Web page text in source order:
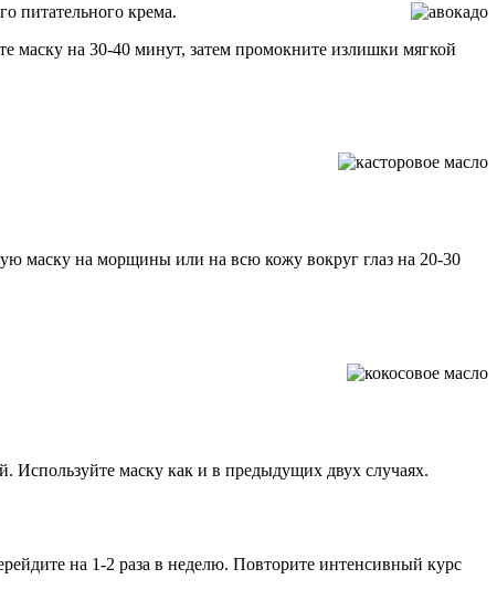
питательного крема.
маску на 30-40 минут, затем промокните излишки мягкой
маску на морщины или на всю кожу вокруг глаз на 20-30
Используйте маску как и в предыдущих двух случаях.
на 1-2 раза в неделю. Повторите интенсивный курс